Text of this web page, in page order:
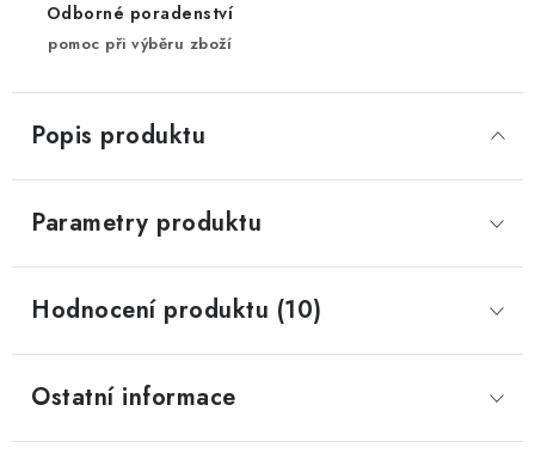
Odborné poradenství
pomoc při výběru zboží
Popis produktu
Parametry produktu
Hodnocení produktu (10)
Ostatní informace